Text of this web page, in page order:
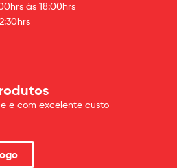
às 18:00hrs
e com excelente custo